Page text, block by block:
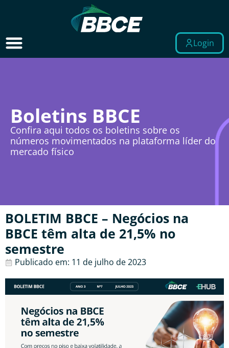
Login
Boletins BBCE
Confira aqui todos os boletins sobre os
números movimentados na plataforma líder do
mercado físico
BOLETIM BBCE – Negócios na
BBCE têm alta de 21,5% no
semestre
Publicado em: 11 de julho de 2023